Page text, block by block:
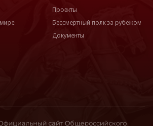
Проекты
Бессмертный полк за рубежом
Документы
сайт Общероссийского